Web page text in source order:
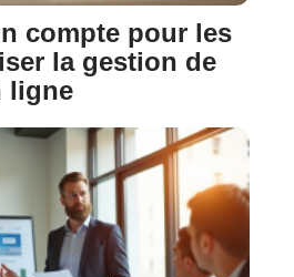
compte pour les
la gestion de
ligne